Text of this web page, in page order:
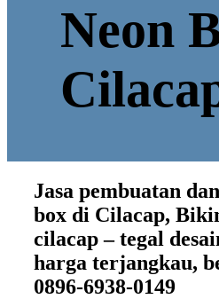
Neon
Jasa pembuatan
box di Cilacap,
cilacap – tegal
harga terjangkau,
0896-6938-0149